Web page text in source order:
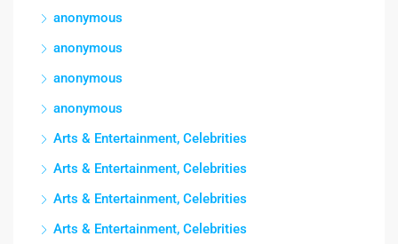
anonymous
anonymous
anonymous
anonymous
Arts & Entertainment, Celebrities
Arts & Entertainment, Celebrities
Arts & Entertainment, Celebrities
Arts & Entertainment, Celebrities